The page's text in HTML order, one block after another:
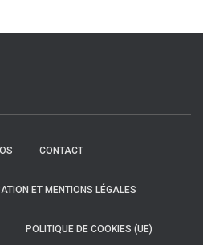
CONTACT
ET MENTIONS LÉGALES
POLITIQUE DE COOKIES (UE)